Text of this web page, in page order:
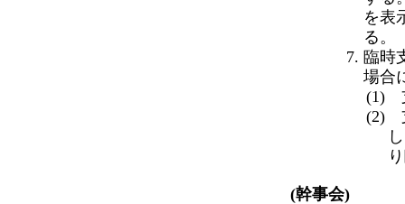
を表
る。
臨時
場合
(1)
(2)
(幹事会)